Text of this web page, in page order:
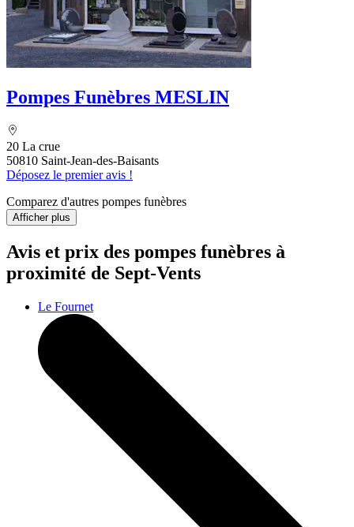
Pompes Funèbres MESLIN
20 La crue
50810 Saint-Jean-des-Baisants
Déposez le premier avis !
Comparez d'autres pompes funèbres
Afficher plus
Avis et prix des pompes funèbres à
proximité de Sept-Vents
Le Fournet